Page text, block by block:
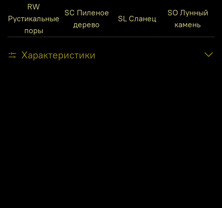
RW
Рустикальные
поры
SC Пиленое
дерево
SL Сланец
SO Лунный
камень
Характеристики